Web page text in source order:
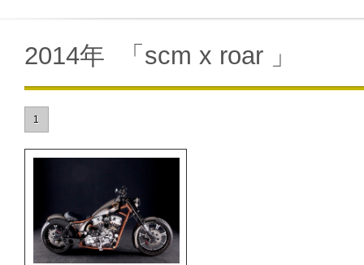
2014年 「scm x roar 」
1